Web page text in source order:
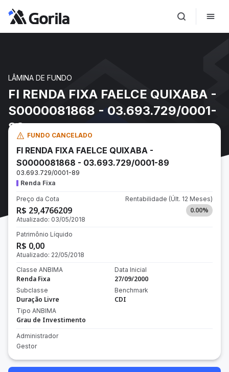
LÂMINA DE FUNDO
FI RENDA FIXA FAELCE QUIXABA -
S0000081868 - 03.693.729/0001-
89
FUNDO CANCELADO
FI RENDA FIXA FAELCE QUIXABA -
S0000081868 - 03.693.729/0001-89
03.693.729/0001-89
Renda Fixa
Preço da Cota
R$ 29,4766209
Atualizado: 03/05/2018
Rentabilidade (Últ. 12 Meses)
0.00%
Patrimônio Líquido
R$ 0,00
Atualizado: 22/05/2018
Classe ANBIMA
Renda Fixa
Subclasse
Duração Livre
Tipo ANBIMA
Grau de Investimento
Data Inicial
27/09/2000
Benchmark
CDI
Administrador
Gestor